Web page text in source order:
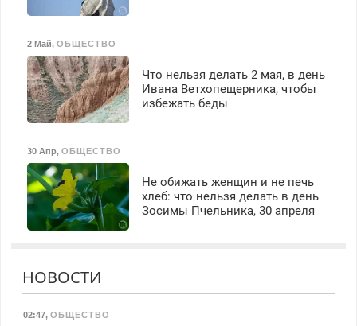
2 Май, ОБЩЕСТВО
Что нельзя делать 2 мая, в день
Ивана Ветхопещерника, чтобы
избежать беды
30 Апр, ОБЩЕСТВО
Не обижать женщин и не печь
хлеб: что нельзя делать в день
Зосимы Пчельника, 30 апреля
НОВОСТИ
02:47, ОБЩЕСТВО